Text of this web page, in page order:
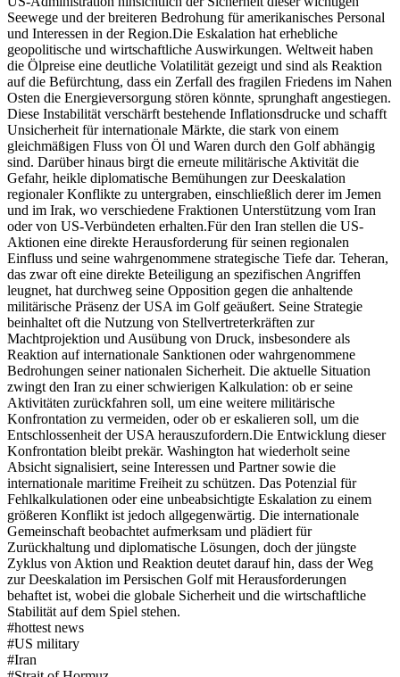
Seewege und der breiteren Bedrohung für amerikanisches Personal
und Interessen in der Region.Die Eskalation hat erhebliche
geopolitische und wirtschaftliche Auswirkungen. Weltweit haben
die Ölpreise eine deutliche Volatilität gezeigt und sind als Reaktion
auf die Befürchtung, dass ein Zerfall des fragilen Friedens im Nahen
Osten die Energieversorgung stören könnte, sprunghaft angestiegen.
Diese Instabilität verschärft bestehende Inflationsdrucke und schafft
Unsicherheit für internationale Märkte, die stark von einem
gleichmäßigen Fluss von Öl und Waren durch den Golf abhängig
sind. Darüber hinaus birgt die erneute militärische Aktivität die
Gefahr, heikle diplomatische Bemühungen zur Deeskalation
regionaler Konflikte zu untergraben, einschließlich derer im Jemen
und im Irak, wo verschiedene Fraktionen Unterstützung vom Iran
oder von US-Verbündeten erhalten.Für den Iran stellen die US-
Aktionen eine direkte Herausforderung für seinen regionalen
Einfluss und seine wahrgenommene strategische Tiefe dar. Teheran,
das zwar oft eine direkte Beteiligung an spezifischen Angriffen
leugnet, hat durchweg seine Opposition gegen die anhaltende
militärische Präsenz der USA im Golf geäußert. Seine Strategie
beinhaltet oft die Nutzung von Stellvertreterkräften zur
Machtprojektion und Ausübung von Druck, insbesondere als
Reaktion auf internationale Sanktionen oder wahrgenommene
Bedrohungen seiner nationalen Sicherheit. Die aktuelle Situation
zwingt den Iran zu einer schwierigen Kalkulation: ob er seine
Aktivitäten zurückfahren soll, um eine weitere militärische
Konfrontation zu vermeiden, oder ob er eskalieren soll, um die
Entschlossenheit der USA herauszufordern.Die Entwicklung dieser
Konfrontation bleibt prekär. Washington hat wiederholt seine
Absicht signalisiert, seine Interessen und Partner sowie die
internationale maritime Freiheit zu schützen. Das Potenzial für
Fehlkalkulationen oder eine unbeabsichtigte Eskalation zu einem
größeren Konflikt ist jedoch allgegenwärtig. Die internationale
Gemeinschaft beobachtet aufmerksam und plädiert für
Zurückhaltung und diplomatische Lösungen, doch der jüngste
Zyklus von Aktion und Reaktion deutet darauf hin, dass der Weg
zur Deeskalation im Persischen Golf mit Herausforderungen
behaftet ist, wobei die globale Sicherheit und die wirtschaftliche
Stabilität auf dem Spiel stehen.
#hottest news
#US military
#Iran